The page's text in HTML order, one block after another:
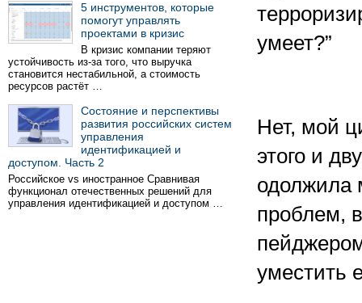
5 инструментов, которые
помогут управлять
проектами в кризис
В кризис компании теряют
устойчивость из-за того, что выручка
становится нестабильной, а стоимость
ресурсов растёт …
Состояние и перспективы
развития российских систем
управления
идентификацией и
доступом. Часть 2
Российское vs иностранное Сравнивая
функционал отечественных решений для
управления идентификацией и доступом …
умеет?”
Нет, мой
этого и
одолжила
проблем,
уместить